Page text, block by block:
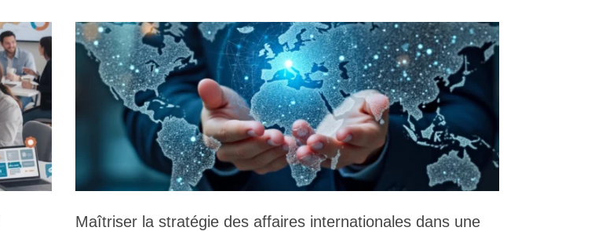
Maîtriser la stratégie des affaires internationales dans une